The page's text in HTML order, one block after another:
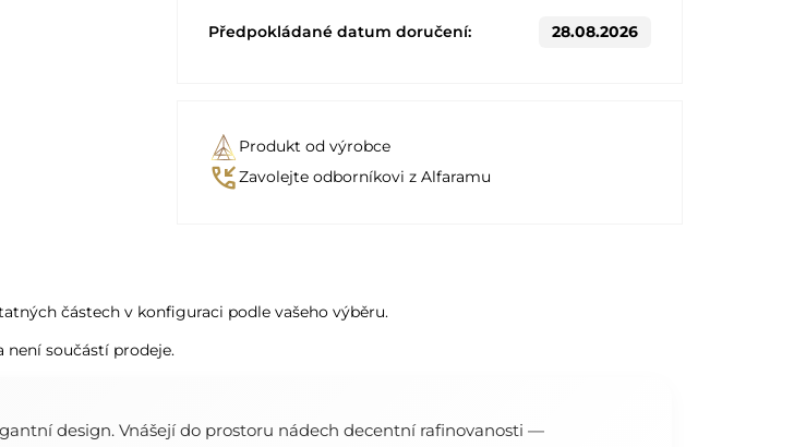
Předpokládané datum doručení: 28.08.2026
Produkt od výrobce
phone_callbackZavolejte odborníkovi z Alfaramu
částech v konfiguraci podle vašeho výběru.
není součástí prodeje.
design. Vnášejí do prostoru nádech decentní rafinovanosti —